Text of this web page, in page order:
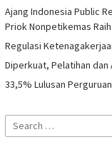
Ajang Indonesia Public
Priok Nonpetikemas
Regulasi
Diperkuat, Pelatihan dan
33,5% Lulusan
Search
for: